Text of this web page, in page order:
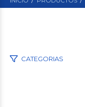
CATEGORIAS